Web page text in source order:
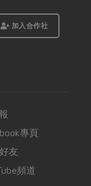
加入合作社
專頁
友
頻道